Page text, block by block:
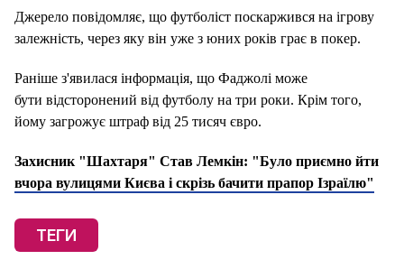
Джерело повідомляє, що футболіст поскаржився на ігрову
залежність, через яку він уже з юних років грає в покер.
Раніше з'явилася інформація, що Фаджолі може
бути відсторонений від футболу на три роки. Крім того,
йому загрожує штраф від 25 тисяч євро.
Захисник "Шахтаря" Став Лемкін: "Було приємно йти
вчора вулицями Києва і скрізь бачити прапор Ізраїлю"
ТЕГИ